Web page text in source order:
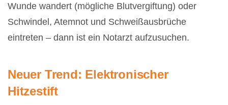
Wunde wandert (mögliche Blutvergiftung) oder
Schwindel, Atemnot und Schweißausbrüche
eintreten – dann ist ein Notarzt aufzusuchen.
Neuer Trend: Elektronischer
Hitzestift